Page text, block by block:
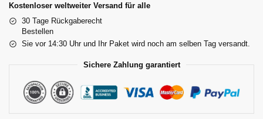
Kostenloser weltweiter Versand für alle
30 Tage Rückgaberecht
Bestellen
Sie vor 14:30 Uhr und Ihr Paket wird noch am selben Tag versandt.
Sichere Zahlung garantiert